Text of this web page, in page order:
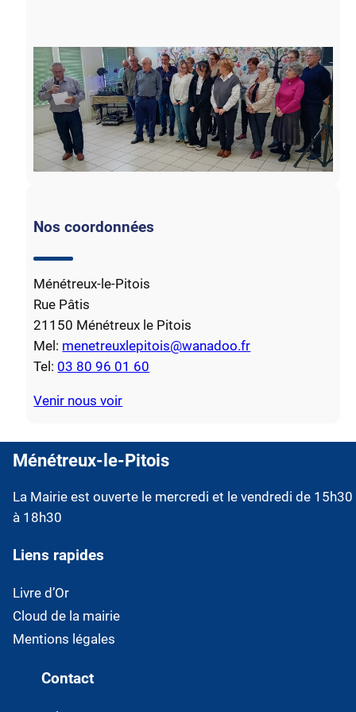
Nos coordonnées
Ménétreux-le-Pitois
Rue Pâtis
21150 Ménétreux le Pitois
Mel: menetreuxlepitois@wanadoo.fr
Tel: 03 80 96 01 60
Venir nous voir
Ménétreux-le-Pitois
La Mairie est ouverte le mercredi et le vendredi de 15h30
à 18h30
Liens rapides
Livre d’Or
Cloud de la mairie
Mentions légales
Contact